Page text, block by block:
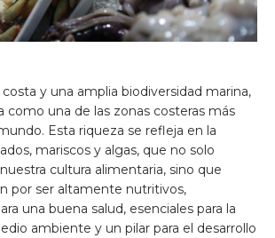
y una amplia biodiversidad marina,
como una de las zonas costeras más
Esta riqueza se refleja en la
mariscos y algas, que no solo
cultura alimentaria, sino que
por ser altamente nutritivos,
una buena salud, esenciales para la
ambiente y un pilar para el desarrollo